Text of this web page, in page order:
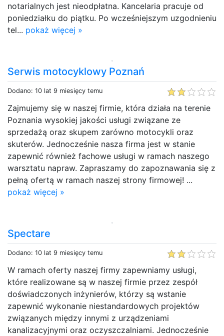
notarialnych jest nieodpłatna. Kancelaria pracuje od
poniedziałku do piątku. Po wcześniejszym uzgodnieniu
tel... pokaż więcej »
Serwis motocyklowy Poznań
Dodano: 10 lat 9 miesięcy temu
Zajmujemy się w naszej firmie, która działa na terenie
Poznania wysokiej jakości usługi związane ze
sprzedażą oraz skupem zarówno motocykli oraz
skuterów. Jednocześnie nasza firma jest w stanie
zapewnić również fachowe usługi w ramach naszego
warsztatu napraw. Zapraszamy do zapoznawania się z
pełną ofertą w ramach naszej strony firmowej! ...
pokaż więcej »
Spectare
Dodano: 10 lat 9 miesięcy temu
W ramach oferty naszej firmy zapewniamy usługi,
które realizowane są w naszej firmie przez zespół
doświadczonych inżynierów, którzy są wstanie
zapewnić wykonanie niestandardowych projektów
związanych między innymi z urządzeniami
kanalizacyjnymi oraz oczyszczalniami. Jednocześnie